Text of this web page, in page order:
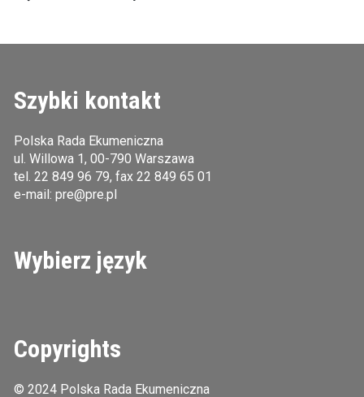
Szybki kontakt
Polska Rada Ekumeniczna
ul. Willowa 1, 00-790 Warszawa
tel. 22 849 96 79, fax 22 849 65 01
e-mail: pre@pre.pl
Wybierz język
Copyrights
© 2024 Polska Rada Ekumeniczna